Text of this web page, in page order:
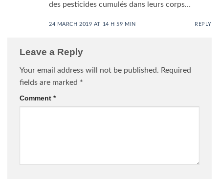
des pesticides cumulés dans leurs corps…
24 MARCH 2019 AT 14 H 59 MIN REPLY
Leave a Reply
Your email address will not be published. Required
fields are marked *
Comment *